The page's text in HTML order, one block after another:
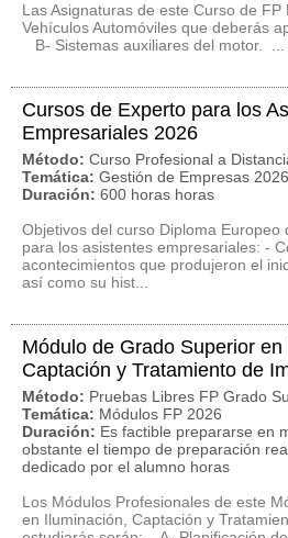
Las Asignaturas de este Curso de FP
Vehículos Automóviles que deberás
B- Sistemas auxiliares del motor. ...
Cursos de Experto para los
Empresariales 2026
Método: Curso Profesional a
Temática: Gestión de Empresas 2026
Duración: 600 horas horas
Objetivos del curso Diploma Europeo
para los asistentes empresariales: -
acontecimientos que produjeron el
así como su hist...
Módulo de Grado Superior en
Captación y Tratamiento de
Método: Pruebas Libres FP Grado
Temática: Módulos FP 2026
Duración: Es factible prepararse en
obstante el tiempo de preparación
dedicado por el alumno horas
Los Módulos Profesionales de este
en Iluminación, Captación y